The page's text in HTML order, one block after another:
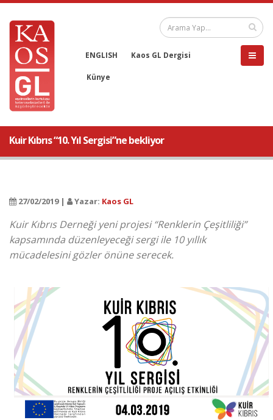
ENGLISH Kaos GL Dergisi
Künye
Kuir Kıbrıs “10. Yıl Sergisi”ne bekliyor
27/02/2019 | Yazar: Kaos GL
Kuir Kıbrıs Derneği yeni projesi “Renklerin Çeşitliliği”
kapsamında düzenleyeceği sergi ile 10 yıllık
mücadelesini gözler önüne serecek.